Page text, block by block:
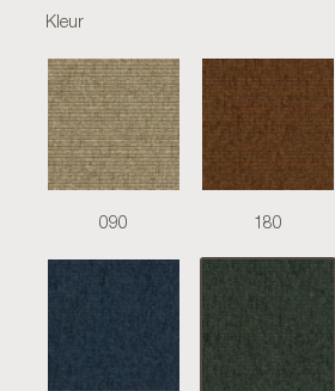
Kleur
090 180